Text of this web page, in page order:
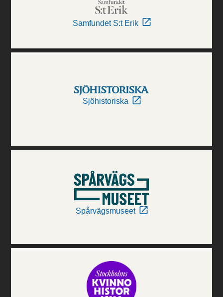
Samfundet S:t Erik
Sjöhistoriska
Spårvägsmuseet